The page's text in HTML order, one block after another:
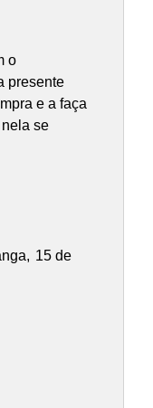
o
presente
e a faça
se
15 de